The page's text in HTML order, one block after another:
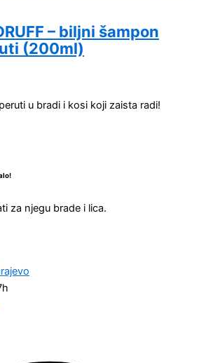
– biljni šampon
(200ml)
u bradi i kosi koji zaista radi!
za njegu brade i lica.